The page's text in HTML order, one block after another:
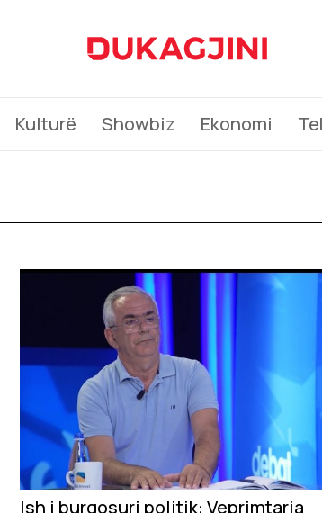
Kulturë Showbiz Ekonomi
Ish i burgosuri politik: Veprimtaria